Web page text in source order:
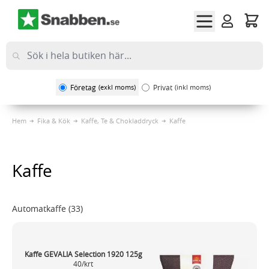
Företag (exkl moms) Privat (inkl moms)
Hem Fika & Kök Kaffe, Te & Chokladdryck Kaffe
Kaffe
Automatkaffe (33)
Kaffe GEVALIA Selection 1920 125g
40/krt